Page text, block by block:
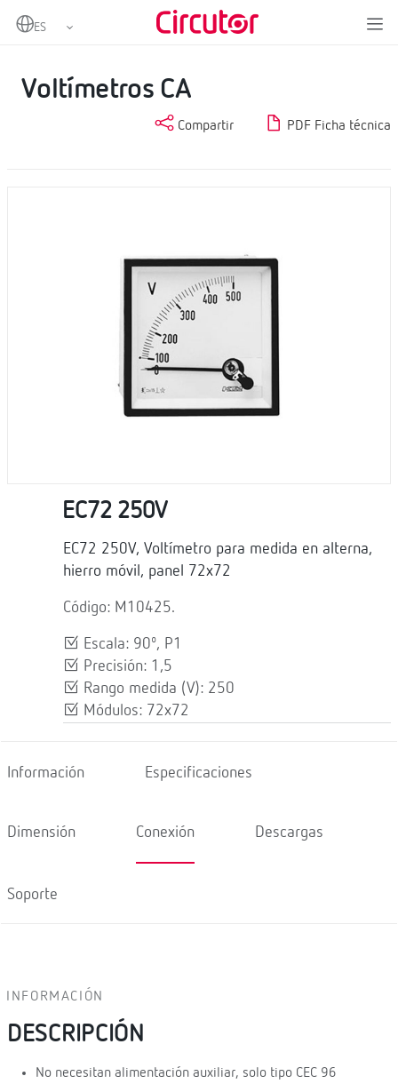
Home Medida y control
Instrumentación analógica
Voltímetros CA
Compartir PDF Ficha técnica
EC72 250V
EC72 250V, Voltímetro para medida en alterna,
hierro móvil, panel 72x72
Código: M10425.
Escala: 90º, P1
Precisión: 1,5
Rango medida (V): 250
Módulos: 72x72
Información Especificaciones
Dimensión Conexión Descargas
Soporte
INFORMACIÓN
DESCRIPCIÓN
No necesitan alimentación auxiliar, solo tipo CEC 96